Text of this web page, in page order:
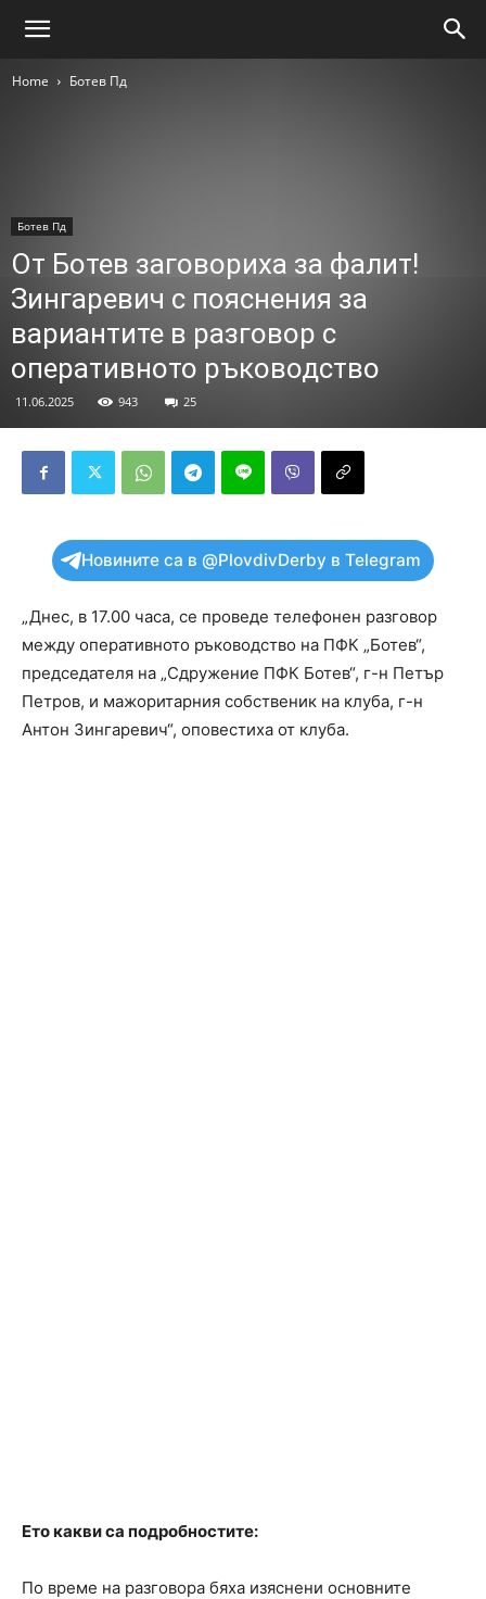
Home Ботев Пд
Ботев Пд
От Ботев заговориха за фалит!
Зингаревич с пояснения за
вариантите в разговор с
оперативното ръководство
11.06.2025 943 25
Новините са в @PlovdivDerby в Telegram
„Днес, в 17.00 часа, се проведе телефонен разговор
между оперативното ръководство на ПФК „Ботев“,
председателя на „Сдружение ПФК Ботев“, г-н Петър
Петров, и мажоритарния собственик на клуба, г-н
Антон Зингаревич“, оповестиха от клуба.
Ето какви са подробностите:
По време на разговора бяха изяснени основните